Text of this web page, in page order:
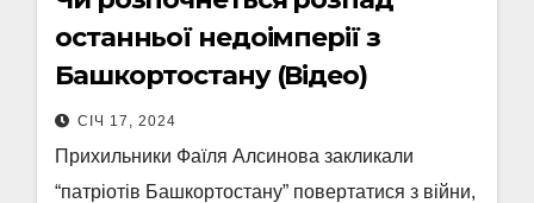
останньої недоімперії з
Башкортостану (Відео)
СІЧ 17, 2024
Прихильники Фаїля Алсинова закликали
“патріотів Башкортостану” повертатися з війни,